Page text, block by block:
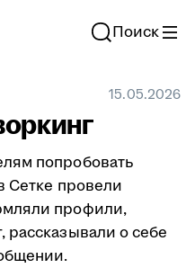
Поиск
15.05.2026
попробовать
Сетке провели
профили,
рассказывали о себе